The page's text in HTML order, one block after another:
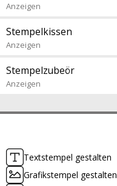
Textstempel gestalten
Grafikstempel gestalten
Anzeigen
Stempelkissen
Anzeigen
Stempelzubeör
Anzeigen